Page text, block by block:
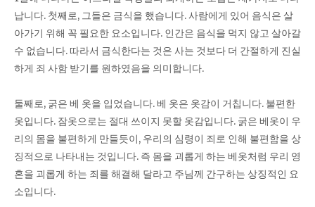
납니다. 첫째로, 그들은 금식을 했습니다. 사람에게 있어 음식은 살
아가기 위해 꼭 필요한 요소입니다. 인간은 음식을 먹지 않고 살아갈
수 없습니다. 따라서 금식한다는 것은 사는 것보다 더 간절하게 진실
하게 죄 사함 받기를 원하였음을 의미합니다.
둘째로, 굵은 베 옷을 입었습니다. 베 옷은 옷감이 거칩니다. 불편한
옷입니다. 잠옷으로는 절대 쓰이지 못할 옷감입니다. 굵은 베옷이 우
리의 몸을 불편하게 만들듯이, 우리의 심령이 죄로 인해 불편함을 상
징적으로 나타내는 것입니다. 즉 몸을 괴롭게 하는 베옷처럼 우리 영
혼을 괴롭게 하는 죄를 해결해 달라고 주님께 간구하는 상징적인 요
소입니다.